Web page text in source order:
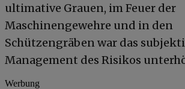
ultimative Grauen, im Feuer der
Maschinengewehre und in den
Schützengräben war das
Management des Risikos
Werbung